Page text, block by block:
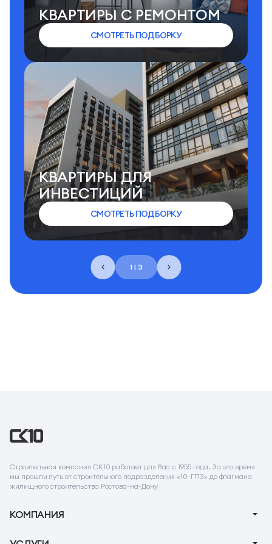
1 | 3
КВАРТИРЫ C РЕМОНТОМ
СМОТРЕТЬ ПОДБОРКУ
КВАРТИРЫ ДЛЯ
ИНВЕСТИЦИЙ
СМОТРЕТЬ ПОДБОРКУ
Строительная компания СК10 работает для Вас с 1955 года. За это время
мы прошли путь от строительного подразделения «10-ГПЗ» до флагмана
жилищного строительства Ростова-на-Дону
КОМПАНИЯ
О компании